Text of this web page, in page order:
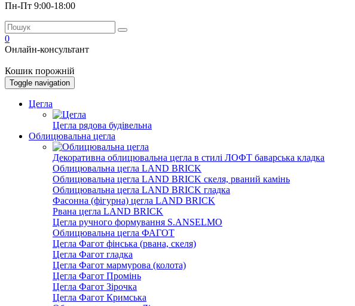
Пн-Пт 9:00-18:00
0
Онлайн-консультант
Кошик порожній
Toggle navigation
Цегла
Цегла рядова будівельна
Облицювальна цегла
Декоративна облицювальна цегла в стилі ЛОФТ баварська кладка
Облицювальна цегла LAND BRICK
Облицювальна цегла LAND BRICK скеля, рваний камінь
Облицювальна цегла LAND BRICK гладка
Фасонна (фігурна) цегла LAND BRICK
Рвана цегла LAND BRICK
Цегла ручного формування S.ANSELMO
Облицювальна цегла ФАГОТ
Цегла Фагот фінська (рвана, скеля)
Цегла Фагот гладка
Цегла Фагот мармурова (колота)
Цегла Фагот Промінь
Цегла Фагот Зірочка
Цегла Фагот Кримська